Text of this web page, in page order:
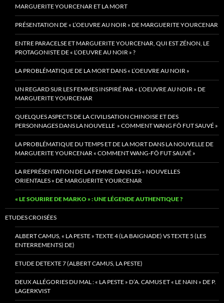
MARGUERITE YOURCENAR ET LA MORT
PRÉSENTATION DE « L’OEUVRE AU NOIR » DE MARGUERITE YOURCENAR
ENTRE PARACELSE ET MARGUERITE YOURCENAR, QUI EST ZÉNON, LE
PROTAGONISTE DE « L’OEUVRE AU NOIR » ?
LA PROBLÉMATIQUE DE LA MORT DANS « L’OEUVRE AU NOIR »
UN REGARD SUR LES FEMMES INSPIRÉ PAR « L’OEUVRE AU NOIR » DE
MARGUERITE YOURCENAR
QUELQUES ASPECTS DE LA CIVILISATION CHINOISE ET DES
PERSONNAGES DANS LA NOUVELLE » COMMENT WANG FÔ FUT SAUVÉ »
LA PROBLÉMATIQUE DU TEMPS ET DE LA MORT DANS LA NOUVELLE DE
MARGUERITE YOURCENAR « COMMENT WANG-FÔ FUT SAUVÉ »
LA REPRÉSENTATION DE LA FEMME DANS LES « NOUVELLES
ORIENTALES » DE MARGUERITE YOURCENAR
« LE SOURIRE DE MARKO » : UNE LÉGENDE AUTHENTIQUE ?
ETUDES CROISÉES
ALBERT CAMUS, « LA PESTE » TEXTE 4 (LA BAIGNADE) VS TEXTE 5 (LES
ENTERREMENTS) DE)
ETUDE DETEXTE 7 (ALBERT CAMUS, LA PESTE)
DEUX ALLÉGORIES DU MAL : « LA PESTE » D’A. CAMUS ET « LE NAIN » DE P.
LAGERKVIST